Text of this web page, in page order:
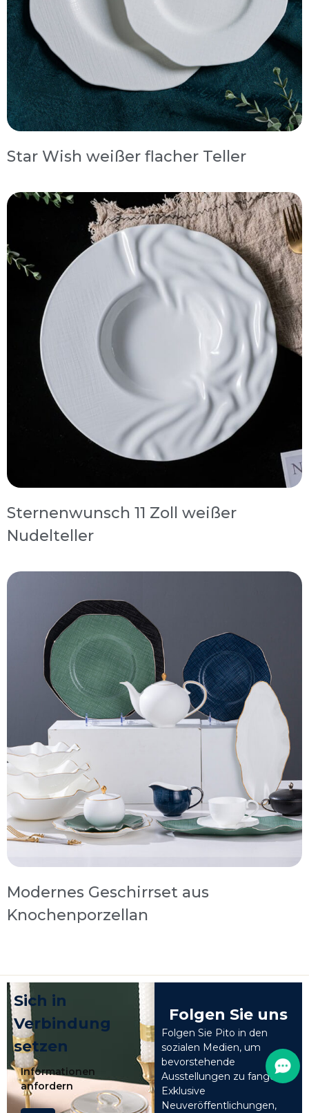
Star Wish weißer flacher Teller
Sternenwunsch 11 Zoll weißer
Nudelteller
Modernes Geschirrset aus
Knochenporzellan
Sich in
Verbindung
setzen
Informationen
anfordern
Folgen Sie uns
Folgen Sie Pito in den
sozialen Medien, um
bevorstehende
Ausstellungen zu fangen,
Exklusive
Neuveröffentlichungen,